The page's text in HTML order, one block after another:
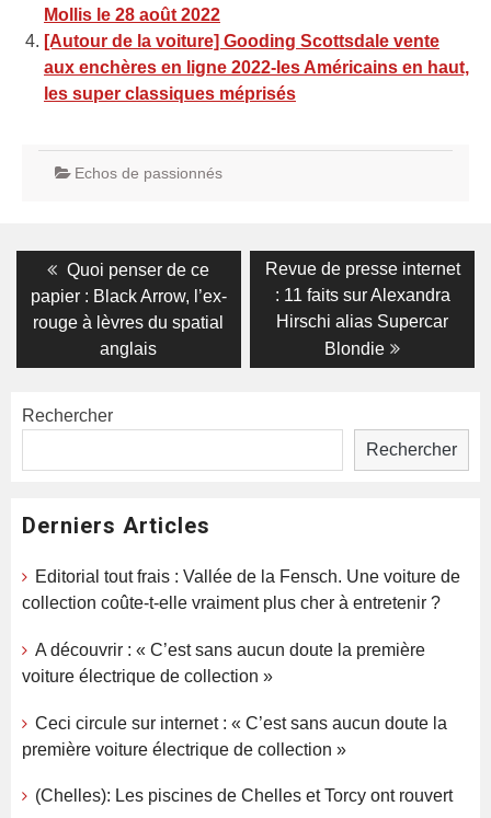
Mollis le 28 août 2022
[Autour de la voiture] Gooding Scottsdale vente
aux enchères en ligne 2022-les Américains en haut,
les super classiques méprisés
Echos de passionnés
Navigation
de
l’article
Previous
post:
Quoi penser de ce
papier : Black Arrow, l’ex-
rouge à lèvres du spatial
anglais
Next
post:
Revue de presse internet
: 11 faits sur Alexandra
Hirschi alias Supercar
Blondie
Rechercher
Rechercher
Derniers Articles
Editorial tout frais : Vallée de la Fensch. Une voiture de
collection coûte-t-elle vraiment plus cher à entretenir ?
A découvrir : « C’est sans aucun doute la première
voiture électrique de collection »
Ceci circule sur internet : « C’est sans aucun doute la
première voiture électrique de collection »
(Chelles): Les piscines de Chelles et Torcy ont rouvert